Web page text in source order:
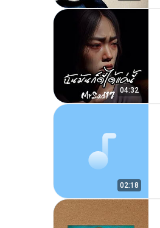
04:32
02:18